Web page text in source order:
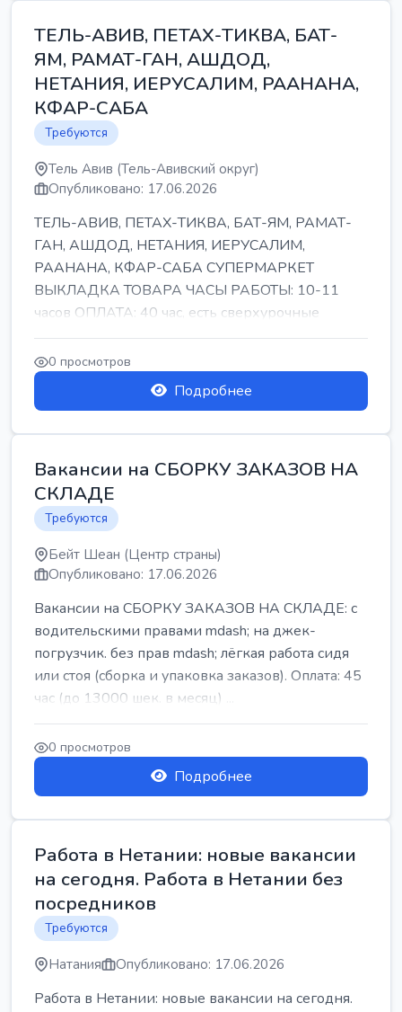
ТЕЛЬ-АВИВ, ПЕТАХ-ТИКВА, БАТ-
ЯМ, РАМАТ-ГАН, АШДОД,
НЕТАНИЯ, ИЕРУСАЛИМ, РААНАНА,
КФАР-САБА
Требуются
Тель Авив (Тель-Авивский округ)
Опубликовано: 17.06.2026
ТЕЛЬ-АВИВ, ПЕТАХ-ТИКВА, БАТ-ЯМ, РАМАТ-
ГАН, АШДОД, НЕТАНИЯ, ИЕРУСАЛИМ,
РААНАНА, КФАР-САБА СУПЕРМАРКЕТ
ВЫКЛАДКА ТОВАРА ЧАСЫ РАБОТЫ: 10-11
часов ОПЛАТА: 40 час, есть сверхурочные
ПИТАНИЕ ЕСТЬ Для синих б...
0 просмотров
Подробнее
Вакансии на СБОРКУ ЗАКАЗОВ НА
СКЛАДЕ
Требуются
Бейт Шеан (Центр страны)
Опубликовано: 17.06.2026
Вакансии на СБОРКУ ЗАКАЗОВ НА СКЛАДЕ: с
водительскими правами mdash; на джек-
погрузчик. без прав mdash; лёгкая работа сидя
или стоя (сборка и упаковка заказов). Оплата: 45
час (до 13000 шек. в месяц) ...
0 просмотров
Подробнее
Работа в Нетании: новые вакансии
на сегодня. Работа в Нетании без
посредников
Требуются
Натания Опубликовано: 17.06.2026
Работа в Нетании: новые вакансии на сегодня.